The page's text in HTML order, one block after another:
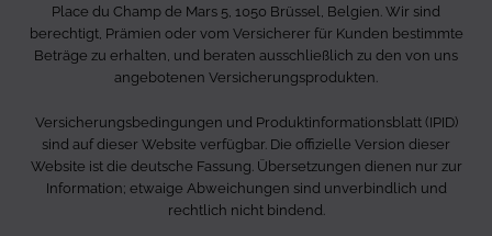
Place du Champ de Mars 5, 1050 Brüssel, Belgien. Wir sind
berechtigt, Prämien oder vom Versicherer für Kunden bestimmte
Beträge zu erhalten, und beraten ausschließlich zu den von uns
angebotenen Versicherungsprodukten.
Versicherungsbedingungen und Produktinformationsblatt (IPID)
sind auf dieser Website verfügbar. Die offizielle Version dieser
Website ist die deutsche Fassung. Übersetzungen dienen nur zur
Information; etwaige Abweichungen sind unverbindlich und
rechtlich nicht bindend.